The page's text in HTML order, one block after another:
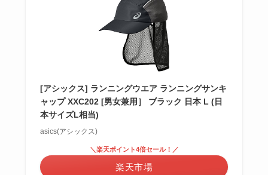
[アシックス] ランニングウエア ランニングサンキ
ャップ XXC202 [男女兼用］ ブラック 日本 L (日
本サイズL相当)
asics(アシックス)
＼楽天ポイント4倍セール！／
楽天市場